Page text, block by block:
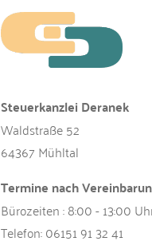
Steuerkanzlei Deranek
Waldstraße 52
64367 Mühltal
Termine nach
Bürozeiten : 8:00 - 13:00
Telefon:06151 91 32 41